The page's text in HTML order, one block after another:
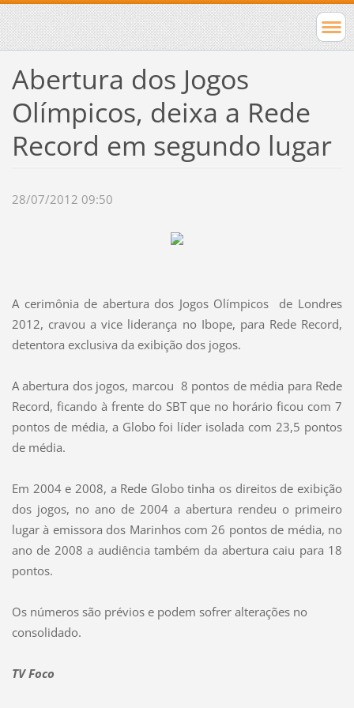
Abertura dos Jogos
Olímpicos, deixa a Rede
Record em segundo lugar
28/07/2012 09:50
A cerimônia de abertura dos Jogos Olímpicos de Londres
2012, cravou a vice liderança no Ibope, para Rede Record,
detentora exclusiva da exibição dos jogos.
A abertura dos jogos, marcou 8 pontos de média para Rede
Record, ficando à frente do SBT que no horário ficou com 7
pontos de média, a Globo foi líder isolada com 23,5 pontos
de média.
Em 2004 e 2008, a Rede Globo tinha os direitos de exibição
dos jogos, no ano de 2004 a abertura rendeu o primeiro
lugar à emissora dos Marinhos com 26 pontos de média, no
ano de 2008 a audiência também da abertura caiu para 18
pontos.
Os números são prévios e podem sofrer alterações no
consolidado.
TV Foco